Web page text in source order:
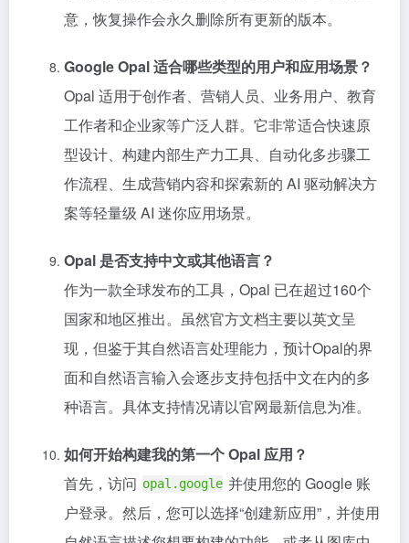
意，恢复操作会永久删除所有更新的版本。
Google Opal 适合哪些类型的用户和应用场景？
Opal 适用于创作者、营销人员、业务用户、教育
工作者和企业家等广泛人群。它非常适合快速原
型设计、构建内部生产力工具、自动化多步骤工
作流程、生成营销内容和探索新的 AI 驱动解决方
案等轻量级 AI 迷你应用场景。
Opal 是否支持中文或其他语言？
作为一款全球发布的工具，Opal 已在超过160个
国家和地区推出。虽然官方文档主要以英文呈
现，但鉴于其自然语言处理能力，预计Opal的界
面和自然语言输入会逐步支持包括中文在内的多
种语言。具体支持情况请以官网最新信息为准。
如何开始构建我的第一个 Opal 应用？
首先，访问 opal.google 并使用您的 Google 账
户登录。然后，您可以选择“创建新应用”，并使用